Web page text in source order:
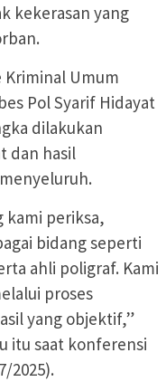
kekerasan yang
Kriminal Umum
Pol Syarif Hidayat
dilakukan
dan hasil
kami periksa,
bidang seperti
ahli poligraf. Kami
proses
yang objektif,”
itu saat konferensi
2025).